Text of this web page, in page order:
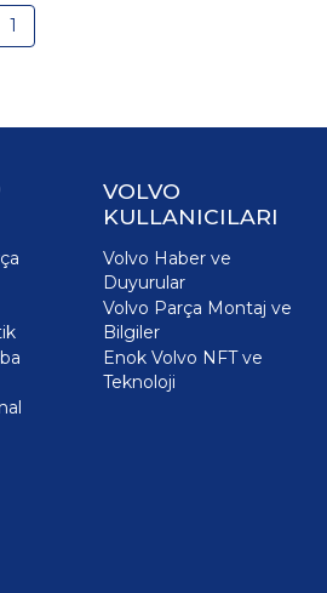
1
VOLVO
KULLANICILARI
Volvo Haber ve
Duyurular
Volvo Parça Montaj ve
Bilgiler
Enok Volvo NFT ve
Teknoloji